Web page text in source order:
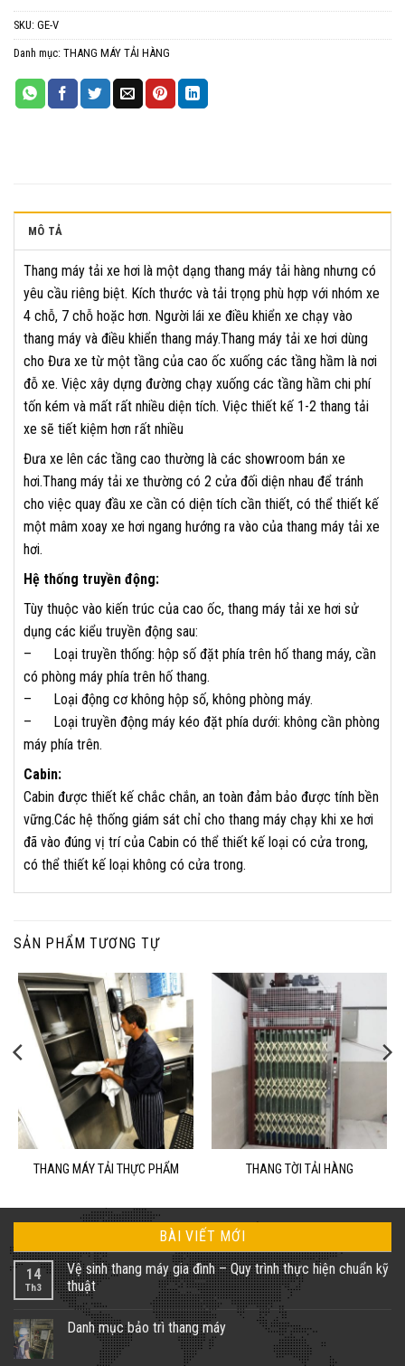
SKU: GE-V
Danh mục: THANG MÁY TẢI HÀNG
MÔ TẢ
Thang máy tải xe hơi là một dạng thang máy tải hàng nhưng có
yêu cầu riêng biệt. Kích thước và tải trọng phù hợp với nhóm xe
4 chỗ, 7 chỗ hoặc hơn. Người lái xe điều khiển xe chạy vào
thang máy và điều khiển thang máy.Thang máy tải xe hơi dùng
cho Đưa xe từ một tầng của cao ốc xuống các tầng hầm là nơi
đỗ xe. Việc xây dựng đường chạy xuống các tầng hầm chi phí
tốn kém và mất rất nhiều diện tích. Việc thiết kế 1-2 thang tải
xe sẽ tiết kiệm hơn rất nhiều
Đưa xe lên các tầng cao thường là các showroom bán xe
hơi.Thang máy tải xe thường có 2 cửa đối diện nhau để tránh
cho việc quay đầu xe cần có diện tích cần thiết, có thể thiết kế
một mâm xoay xe hơi ngang hướng ra vào của thang máy tải xe
hơi.
Hệ thống truyền động:
Tùy thuộc vào kiến trúc của cao ốc, thang máy tải xe hơi sử
dụng các kiểu truyền động sau:
– Loại truyền thống: hộp số đặt phía trên hố thang máy, cần
có phòng máy phía trên hố thang.
– Loại động cơ không hộp số, không phòng máy.
– Loại truyền động máy kéo đặt phía dưới: không cần phòng
máy phía trên.
Cabin:
Cabin được thiết kế chắc chắn, an toàn đảm bảo được tính bền
vững.Các hệ thống giám sát chỉ cho thang máy chạy khi xe hơi
đã vào đúng vị trí của Cabin có thể thiết kế loại có cửa trong,
có thể thiết kế loại không có cửa trong.
SẢN PHẨM TƯƠNG TỰ
THANG MÁY TẢI THỰC PHẨM THANG TỜI TẢI HÀNG
BÀI VIẾT MỚI
14
Th3
Vệ sinh thang máy gia đình – Quy trình thực hiện chuẩn kỹ
thuật
Không
bình
Danh mục bảo trì thang máy